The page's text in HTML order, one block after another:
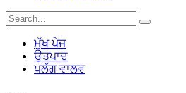
ਮੁੱਖ ਪੇਜ
ਉਤਪਾਦ
ਪਲੱਗ ਵਾਲਵ